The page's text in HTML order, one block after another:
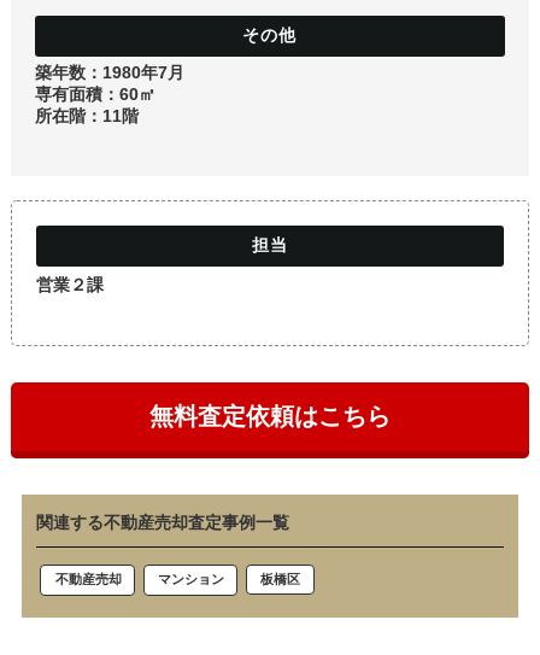
築年数：1980年7月
専有面積：60㎡
所在階：11階
営業２課
無料査定依頼はこちら
関連する不動産売却査定事例一覧
不動産売却 マンション 板橋区